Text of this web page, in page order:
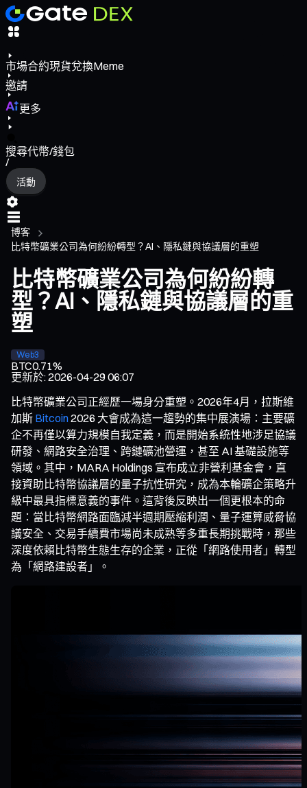
市場合約現貨兌換Meme
邀請
更多
搜尋代幣/錢包
/
活動
博客
比特幣礦業公司為何紛紛轉型？AI、隱私鏈與協議層的重塑
比特幣礦業公司為何紛紛轉
型？AI、隱私鏈與協議層的重
塑
Web3
BTC0.71%
更新於:2026-04-29 06:07
比特幣礦業公司正經歷一場身分重塑。2026年4月，拉斯維
加斯 Bitcoin2026 大會成為這一趨勢的集中展演場：主要礦
企不再僅以算力規模自我定義，而是開始系統性地涉足協議
研發、網路安全治理、跨鏈礦池營運，甚至 AI 基礎設施等
領域。其中，MARA Holdings 宣布成立非營利基金會，直
接資助比特幣協議層的量子抗性研究，成為本輪礦企策略升
級中最具指標意義的事件。這背後反映出一個更根本的命
題：當比特幣網路面臨減半週期壓縮利潤、量子運算威脅協
議安全、交易手續費市場尚未成熟等多重長期挑戰時，那些
深度依賴比特幣生態生存的企業，正從「網路使用者」轉型
為「網路建設者」。